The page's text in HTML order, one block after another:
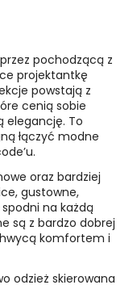
pochodzącą z
projektantkę
powstają z
cenią sobie
elegancję. To
łączyć modne
oraz bardziej
gustowne,
na każdą
są z bardzo dobrej
komfortem i
odzież skierowana